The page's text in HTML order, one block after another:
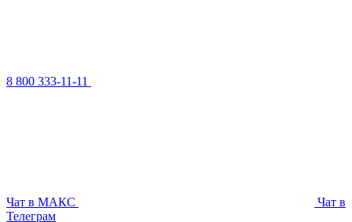
8 800 333-11-11
Чат в МАКС
Чат в
Телеграм